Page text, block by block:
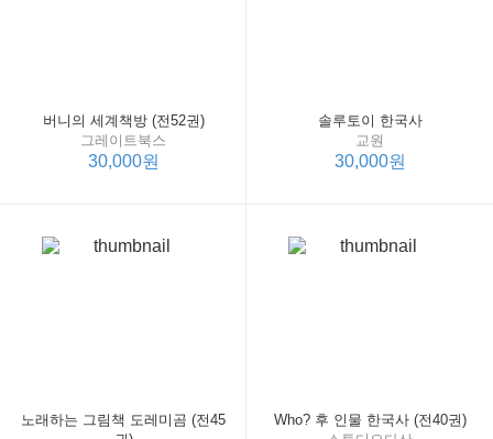
버니의 세계책방 (전52권)
그레이트북스
30,000원
솔루토이 한국사
교원
30,000원
노래하는 그림책 도레미곰 (전45
Who? 후 인물 한국사 (전40권)